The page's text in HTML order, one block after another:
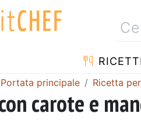
Portata principale Ricetta
carote e